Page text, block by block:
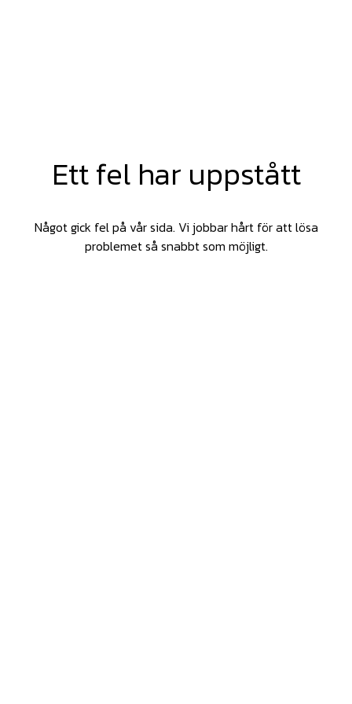
Ett fel har uppstått
Något gick fel på vår sida. Vi jobbar hårt för att lösa
problemet så snabbt som möjligt.